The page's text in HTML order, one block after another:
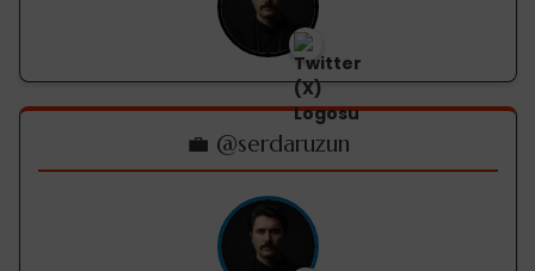
💼 @serdaruzun